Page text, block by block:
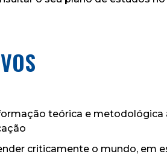
teórica e metodológica
criticamente o mundo, em